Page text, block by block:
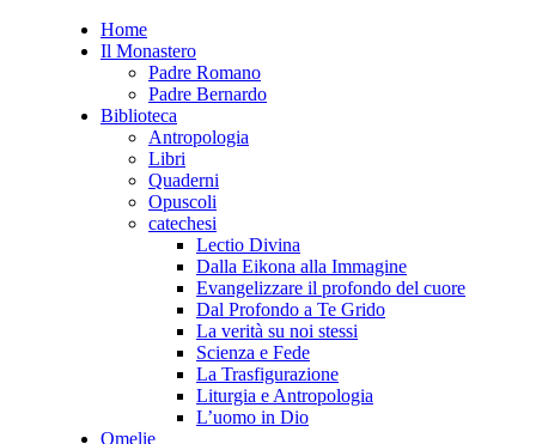
Home
Il Monastero
Padre Romano
Padre Bernardo
Biblioteca
Antropologia
Libri
Quaderni
Opuscoli
catechesi
Lectio Divina
Dalla Eikona alla Immagine
Evangelizzare il profondo del cuore
Dal Profondo a Te Grido
La verità su noi stessi
Scienza e Fede
La Trasfigurazione
Liturgia e Antropologia
L’uomo in Dio
Omelie